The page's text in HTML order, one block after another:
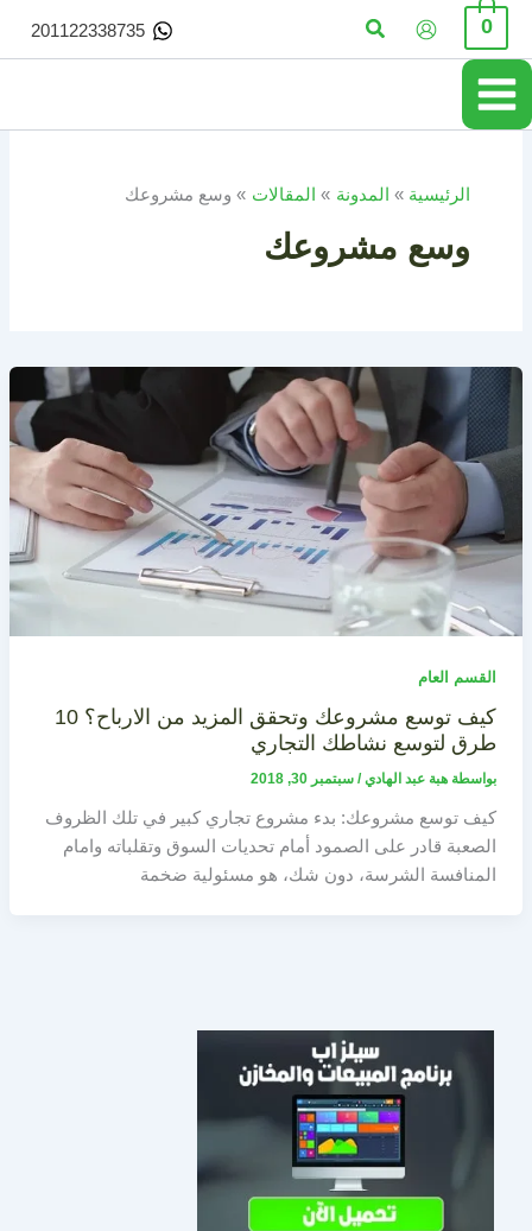
تخطي
المحتوى
0 البحث 201122338735
الرئيسية المدونة المقالات وسع مشروعك
وسع مشروعك
القسم العام
كيف توسع مشروعك وتحقق المزيد من الارباح؟ 10
طرق لتوسع نشاطك التجاري
بواسطة هبة عبد الهادي/ سبتمبر 30, 2018
كيف توسع مشروعك: بدء مشروع تجاري كبير في تلك الظروف
الصعبة قادر على الصمود أمام تحديات السوق وتقلباته وامام
المنافسة الشرسة، دون شك، هو مسئولية ضخمة